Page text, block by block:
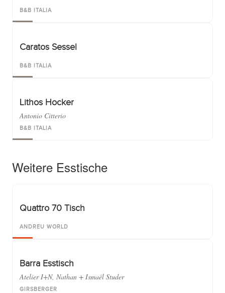
B&B ITALIA
Caratos Sessel
B&B ITALIA
Lithos Hocker
Antonio Citterio
B&B ITALIA
Weitere Esstische
Quattro 70 Tisch
ANDREU WORLD
Barra Esstisch
Atelier I+N, Nathan + Ismaël Studer
GIRSBERGER